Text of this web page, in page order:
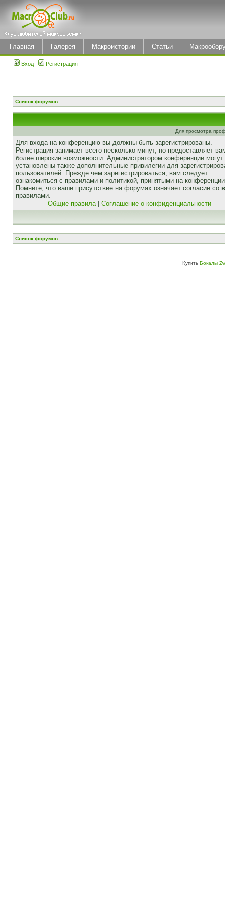
Главная Галерея Макроистории Статьи
Вход Регистрация
Список форумов
Для просмотра
Для входа на конференцию вы должны быть зарегистрированы.
Регистрация занимает всего несколько минут, но предоставляет
более широкие возможности. Администратором конференции
установлены также дополнительные привилегии для
пользователей. Прежде чем зарегистрироваться, вам следует
ознакомиться с правилами и политикой, принятыми на
Помните, что ваше присутствие на форумах означает согласие со
правилами.
Общие правила| Соглашение о конфиденциальности
Список форумов
Купить Бокалы